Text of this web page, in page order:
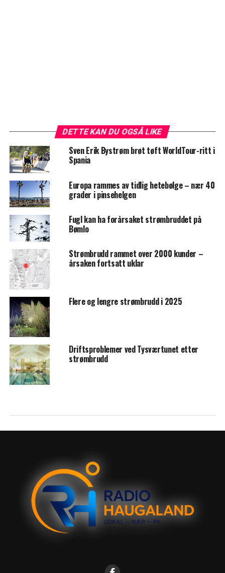
DETTE KAN DU OGSÅ LIKE
Sven Erik Bystrøm brøt tøft WorldTour-ritt i
Spania
Europa rammes av tidlig hetebølge – nær 40
grader i pinsehelgen
Fugl kan ha forårsaket strømbruddet på
Bømlo
Strømbrudd rammet over 2000 kunder –
årsaken fortsatt uklar
Flere og lengre strømbrudd i 2025
Driftsproblemer ved Tysværtunet etter
strømbrudd